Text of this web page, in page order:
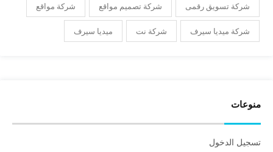
شركة تسويق رقمى شركة تصميم مواقع شركة مواقع
شركة ميديا سيرف شركة نت ميديا سيرف
منوعات
تسجيل الدخول